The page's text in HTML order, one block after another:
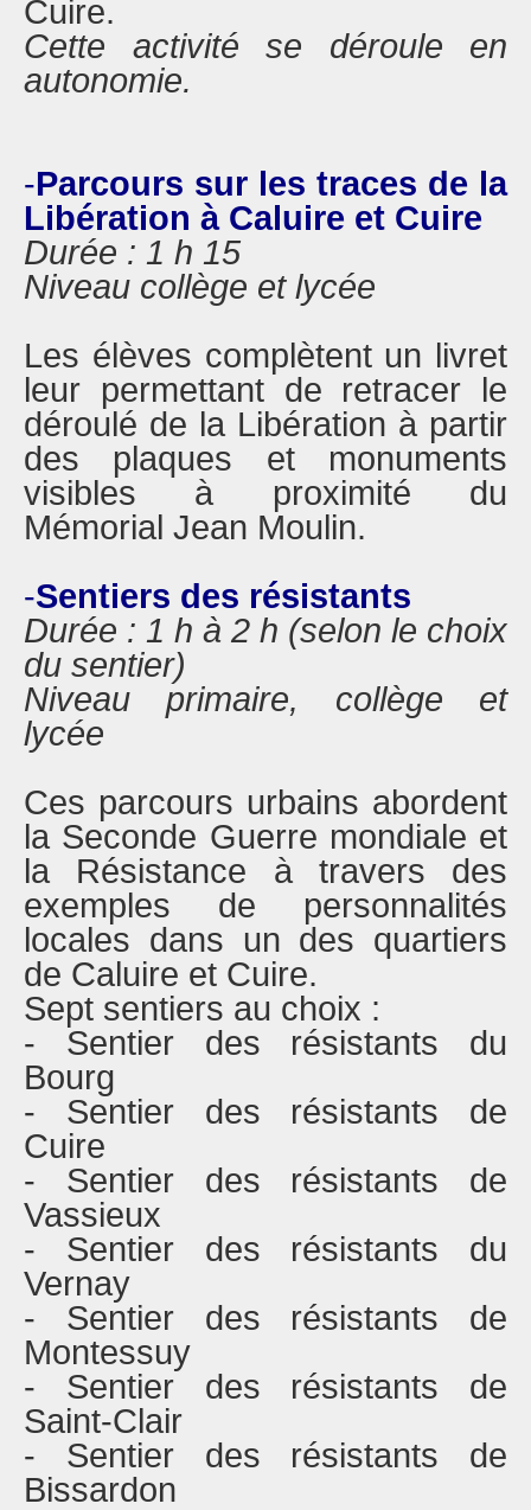
Cuire.
Cette activité se déroule en
autonomie.
-Parcours sur les traces de la
Libération à Caluire et Cuire
Durée : 1 h 15
Niveau collège et lycée
Les élèves complètent un livret
leur permettant de retracer le
déroulé de la Libération à partir
des plaques et monuments
visibles à proximité du
Mémorial Jean Moulin.
-Sentiers des résistants
Durée : 1 h à 2 h (selon le choix
du sentier)
Niveau primaire, collège et
lycée
Ces parcours urbains abordent
la Seconde Guerre mondiale et
la Résistance à travers des
exemples de personnalités
locales dans un des quartiers
de Caluire et Cuire.
Sept sentiers au choix :
- Sentier des résistants du
Bourg
- Sentier des résistants de
Cuire
- Sentier des résistants de
Vassieux
- Sentier des résistants du
Vernay
- Sentier des résistants de
Montessuy
- Sentier des résistants de
Saint-Clair
- Sentier des résistants de
Bissardon